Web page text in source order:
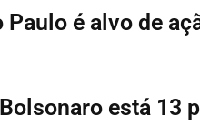
é alvo de
está 13